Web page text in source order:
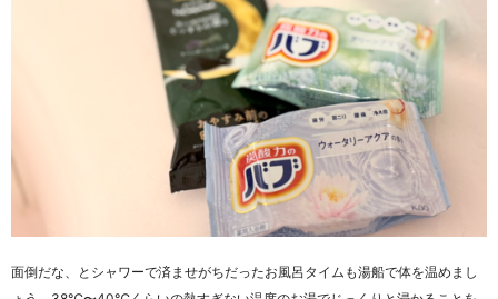
面倒だな、とシャワーで済ませがちだったお風呂タイムも湯船で体を温めまし